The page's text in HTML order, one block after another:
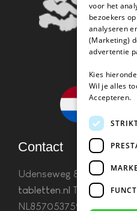
Contact
Udenseweg 8B 5405 PA
tabletten.nl Tel. 085 782
NL857053759B01
voor het
bezoekers
analyseren
(Marketing)
advertentie
Kies
Wil je alles
Accepteren.